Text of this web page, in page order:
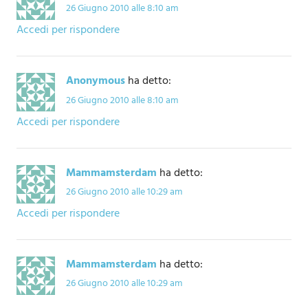
26 Giugno 2010 alle 8:10 am
Accedi per rispondere
Anonymousha detto:
26 Giugno 2010 alle 8:10 am
Accedi per rispondere
Mammamsterdam ha detto:
26 Giugno 2010 alle 10:29 am
Accedi per rispondere
Mammamsterdam ha detto:
26 Giugno 2010 alle 10:29 am